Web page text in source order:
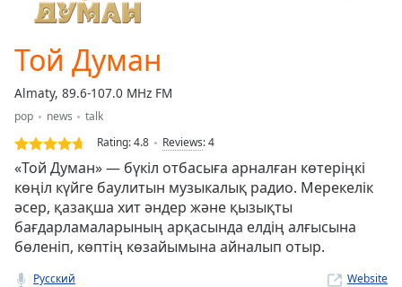
Current
-:-
Loaded:
0.00%
Stream
Type LIVE
Seek to
live,
currently
behind
liveLIVE
Remaining
Time-
Той Думан
Almaty, 89.6-107.0 MHz FM
pop news
talk
Rating:4.8 Reviews:4
«Той Думан» — бүкіл отбасыға арналған көтеріңкі
көңіл күйге баулитын музыкалық радио. Мерекелік
әсер, қазақша хит әндер және қызықты
бағдарламаларының арқасында елдің алғысына
бөленіп, көптің көзайымына айналып отыр.
Русский Website